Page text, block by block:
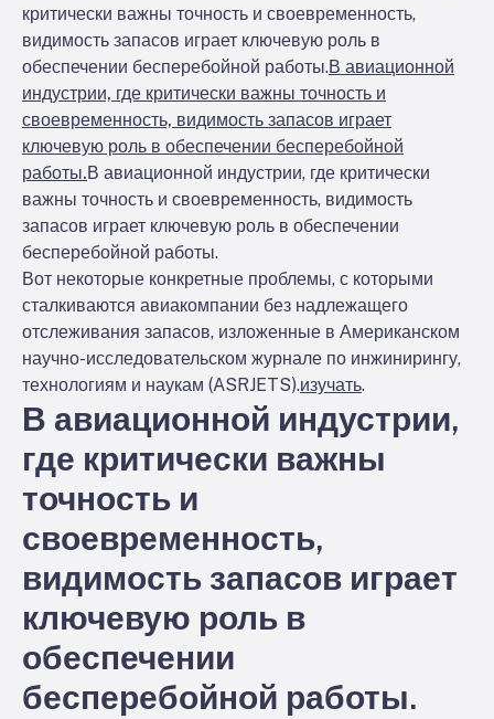
критически важны точность и своевременность,
видимость запасов играет ключевую роль в
обеспечении бесперебойной работы.В авиационной
индустрии, где критически важны точность и
своевременность, видимость запасов играет
ключевую роль в обеспечении бесперебойной
работы.В авиационной индустрии, где критически
важны точность и своевременность, видимость
запасов играет ключевую роль в обеспечении
бесперебойной работы.
Вот некоторые конкретные проблемы, с которыми
сталкиваются авиакомпании без надлежащего
отслеживания запасов, изложенные в Американском
научно-исследовательском журнале по инжинирингу,
технологиям и наукам (ASRJETS).изучать.
В авиационной индустрии,
где критически важны
точность и
своевременность,
видимость запасов играет
ключевую роль в
обеспечении
бесперебойной работы.